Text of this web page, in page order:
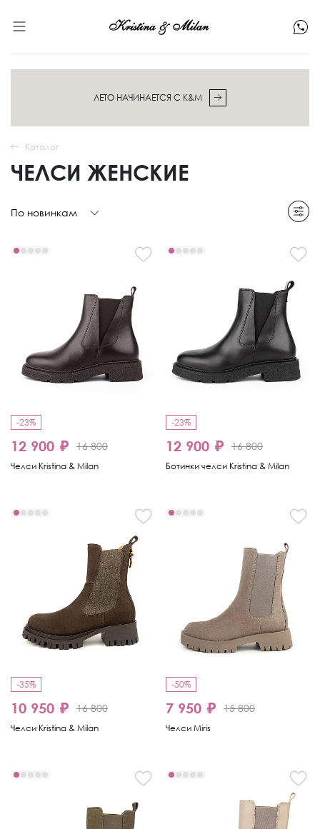
ЛЕТО НАЧИНАЕТСЯ С K&M
Каталог
ЧЕЛСИ ЖЕНСКИЕ
По новинкам
-23%
12 900 ₽ 16 800
Челси Kristina & Milan
-23%
12 900 ₽ 16 800
Ботинки челси Kristina & Milan
-35%
10 950 ₽ 16 800
Челси Kristina & Milan
-50%
7 950 ₽ 15 800
Челси Miris